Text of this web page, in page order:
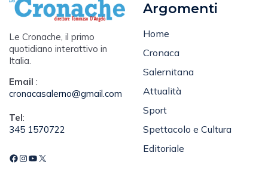
Le Cronache, il primo
quotidiano interattivo in
Italia.
Email :
cronacasalerno@gmail.com
Tel:
345 1570722
Argomenti
Home
Cronaca
Salernitana
Attualità
Sport
Spettacolo e Cultura
Editoriale